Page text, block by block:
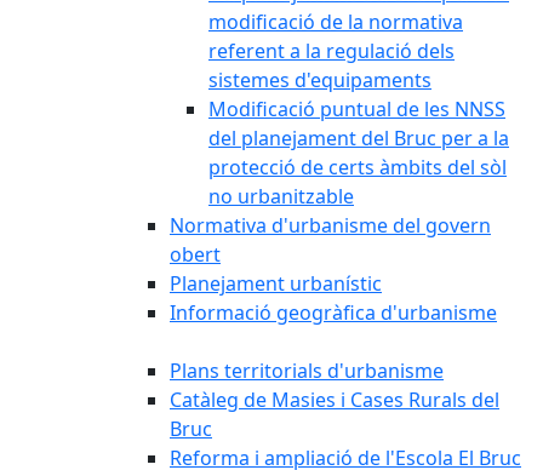
modificació de la normativa
referent a la regulació dels
sistemes d'equipaments
Modificació puntual de les NNSS
del planejament del Bruc per a la
protecció de certs àmbits del sòl
no urbanitzable
Normativa d'urbanisme del govern
obert
Planejament urbanístic
Informació geogràfica d'urbanisme
Plans territorials d'urbanisme
Catàleg de Masies i Cases Rurals del
Bruc
Reforma i ampliació de l'Escola El Bruc